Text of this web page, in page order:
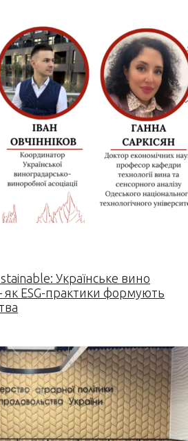
Українське вино
ESG-практики формують